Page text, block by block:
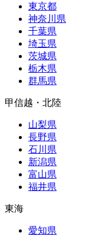
東京都
神奈川県
千葉県
埼玉県
茨城県
栃木県
群馬県
甲信越・北陸
山梨県
長野県
石川県
新潟県
富山県
福井県
東海
愛知県